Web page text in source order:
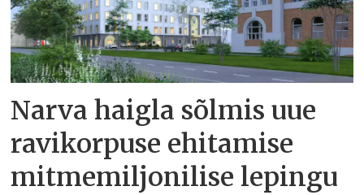
Narva haigla sõlmis uue
ravikorpuse ehitamise
mitmemiljonilise lepingu